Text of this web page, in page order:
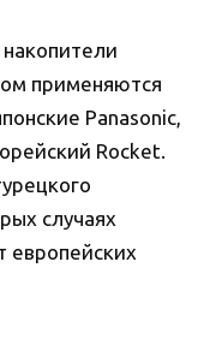
применяются
Panasonic,
Rocket.
случаях
европейских